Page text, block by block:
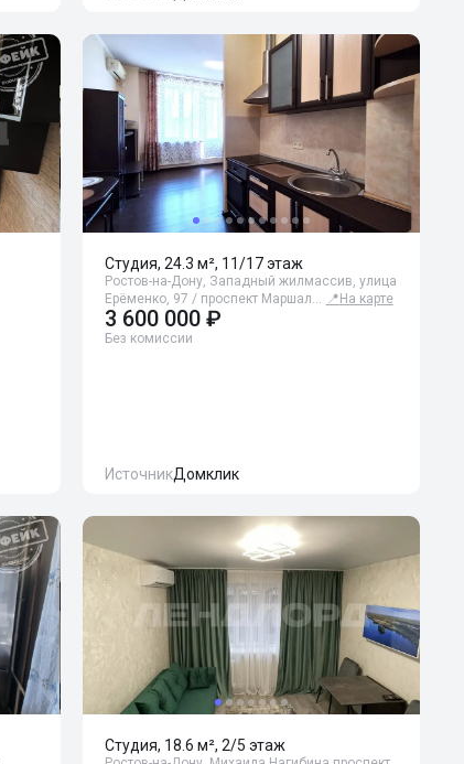
Студия, 24.3 м², 11/17 этаж
Ростов-на-Дону, Западный жилмассив, улица
Ерёменко, 97 / проспект Маршал… 📍 На карте
3 600 000 ₽
Без комиссии
ИсточникДомклик
Студия, 18.6 м², 2/5 этаж